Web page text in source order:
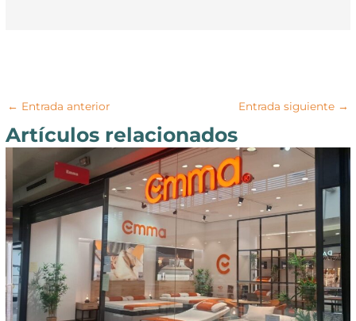
← Entrada anterior Entrada siguiente →
Artículos relacionados